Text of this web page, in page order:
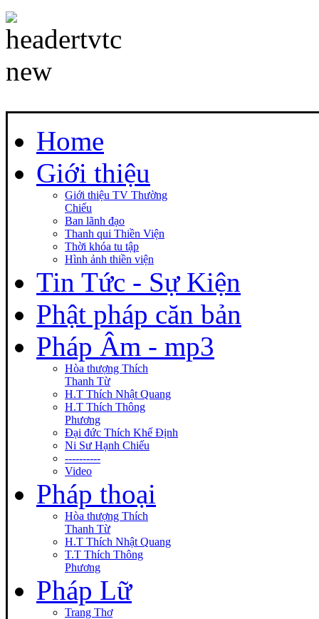
Home
Giới thiệu
Giới thiệu TV Thường
Chiếu
Ban lãnh đạo
Thanh qui Thiền Viện
Thời khóa tu tập
Hình ảnh thiền viện
Tin Tức - Sự Kiện
Phật pháp căn bản
Pháp Âm - mp3
Hòa thượng Thích
Thanh Từ
H.T Thích Nhật Quang
H.T Thích Thông
Phương
Đại đức Thích Khế Định
Ni Sư Hạnh Chiếu
----------
Video
Pháp thoại
Hòa thượng Thích
Thanh Từ
H.T Thích Nhật Quang
T.T Thích Thông
Phương
Pháp Lữ
Trang Thơ